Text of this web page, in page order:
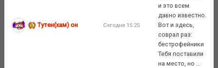
Тутен(хам) он Сегодня 15:25
и это всем
давно известно.
Вот и здесь,
соврал раз:
беcтрофейники
Тебя поставили
на место, но ...